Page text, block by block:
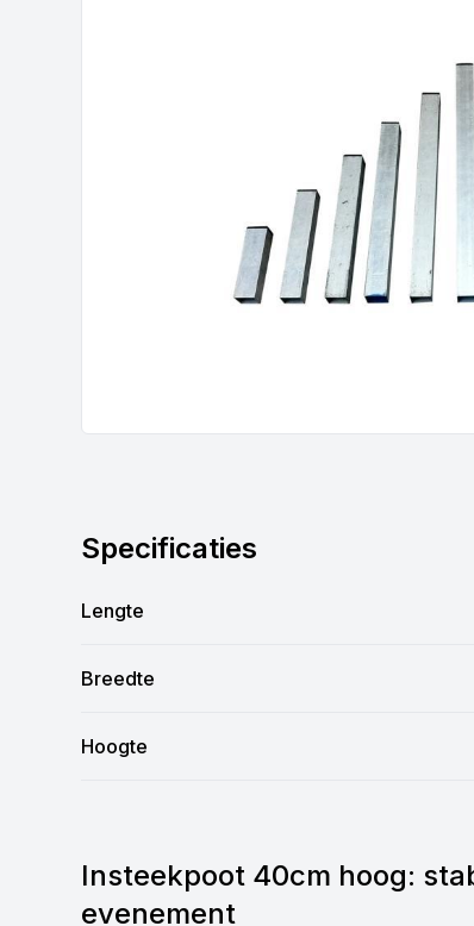
Specificaties
Lengte
Breedte
Hoogte
Insteekpoot 40cm hoog:
evenement